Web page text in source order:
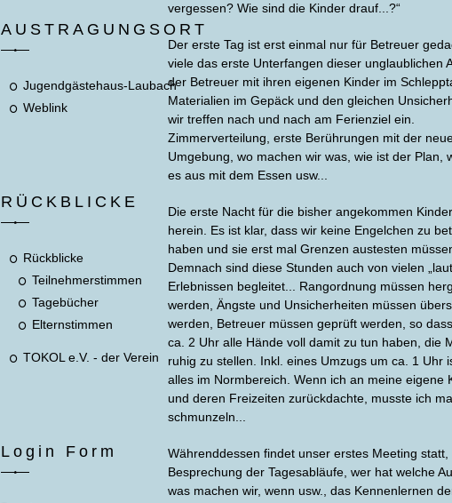
AUSTRAGUNGSORT
Jugendgästehaus-Laubach
Weblink
RÜCKBLICKE
Rückblicke
Teilnehmerstimmen
Tagebücher
Elternstimmen
TOKOL e.V. - der Verein
Login Form
vergessen? Wie sind die Kinder drauf...?“
Der erste Tag ist erst einmal nur für Betreuer
viele das erste Unterfangen dieser unglaublichen
der Betreuer mit ihren eigenen Kinder im
Materialien im Gepäck und den gleichen
wir treffen nach und nach am Ferienziel ein.
Zimmerverteilung, erste Berührungen mit der
Umgebung, wo machen wir was, wie ist der Plan,
es aus mit dem Essen usw...
Die erste Nacht für die bisher angekommen
herein. Es ist klar, dass wir keine Engelchen zu
haben und sie erst mal Grenzen austesten
Demnach sind diese Stunden auch von vielen
Erlebnissen begleitet... Rangordnung müssen
werden, Ängste und Unsicherheiten müssen
werden, Betreuer müssen geprüft werden, so
ca. 2 Uhr alle Hände voll damit zu tun haben, die
ruhig zu stellen. Inkl. eines Umzugs um ca. 1 Uhr
alles im Normbereich. Wenn ich an meine eigene
und deren Freizeiten zurückdachte, musste ich
schmunzeln...
Währenddessen findet unser erstes Meeting statt,
Besprechung der Tagesabläufe, wer hat welche
was machen wir, wenn usw., das Kennenlernen